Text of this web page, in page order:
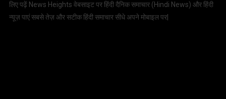
लिए पढ़ें News Heights वेबसाइट पर हिंदी दैनिक समाचार (Hindi News) और हिंदी
न्यूज़ पाएं सबसे तेज़ और सटीक हिंदी समाचार सीधे अपने मोबाइल पर|